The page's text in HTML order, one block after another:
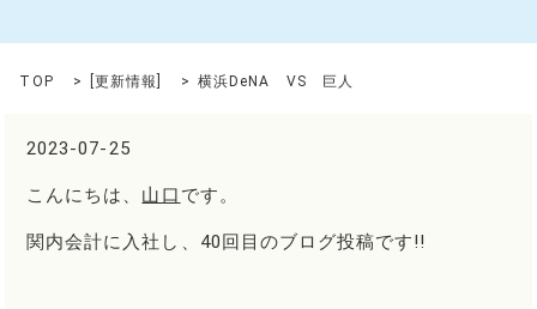
TOP 更新情報 横浜DeNA VS 巨人
2023-07-25
こんにちは、 山口 です。
関内会計に入社し、40回目のブログ投稿です!!